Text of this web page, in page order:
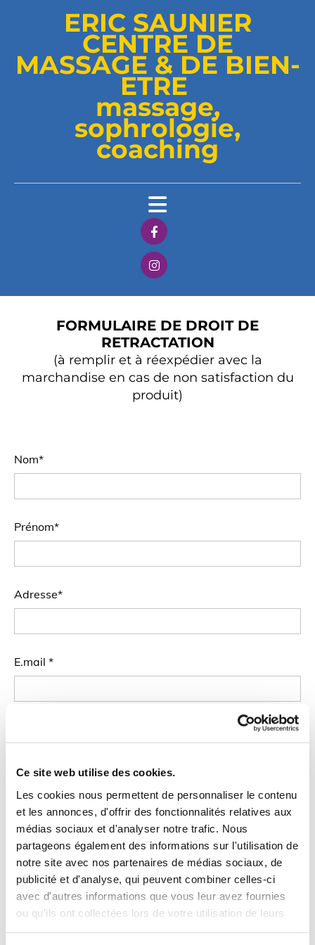
Ce site web utilise des cookies.
Les cookies nous permettent de personnaliser le contenu
et les annonces, d'offrir des fonctionnalités relatives aux
médias sociaux et d'analyser notre trafic. Nous
partageons également des informations sur l'utilisation de
notre site avec nos partenaires de médias sociaux, de
publicité et d'analyse, qui peuvent combiner celles-ci
avec d'autres informations que vous leur avez fournies
ou qu'ils ont collectées lors de votre utilisation de leurs
ERIC SAUNIER
CENTRE DE
MASSAGE & DE BIEN-
ETRE
massage,
sophrologie,
coaching
FORMULAIRE DE DROIT DE
RETRACTATION
(à remplir et à réexpédier avec la
marchandise en cas de non satisfaction du
produit)
Nom*
Prénom*
Adresse*
E.mail *
Marchandise expédiée le*
Reçu le*
Prix total payé en euros*